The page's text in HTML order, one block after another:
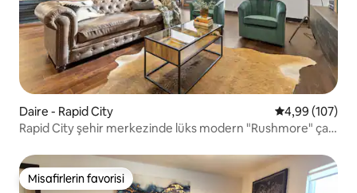
Daire - Rapid City 5 üzerinden
4,99 (107)
Rapid City şehir merkezinde lüks modern "Rushmore" çatı
Misafirlerin favorisi
Misafirlerin favorisi